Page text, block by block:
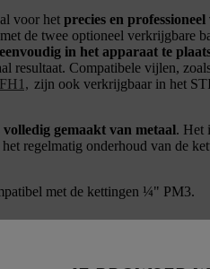
voor het precies en
de twee optioneel verkrijgbare
in het apparaat te
resultaat. Compatibele vijlen,
zijn ook verkrijgbaar in het
volledig gemaakt van metaal. Het
regelmatig onderhoud van de
met de kettingen ¼" PM3.